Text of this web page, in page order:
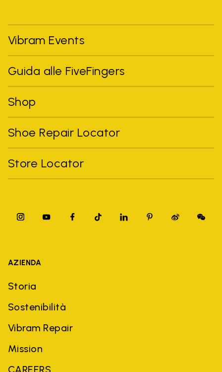
Vibram Events
Guida alle FiveFingers
Shop
Shoe Repair Locator
Store Locator
AZIENDA
Storia
Sostenibilità
Vibram Repair
Mission
CAREERS